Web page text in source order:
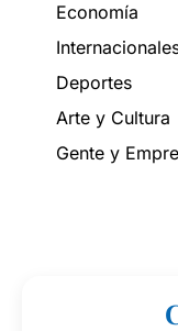
Economía
Deportes
Arte y Cultura
Gente y